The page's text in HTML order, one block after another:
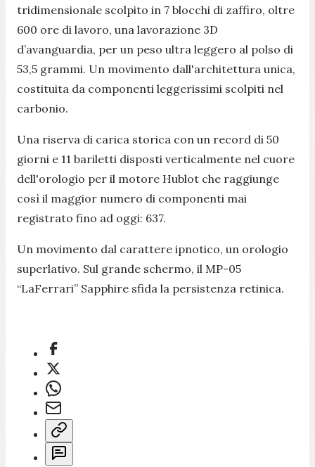
tridimensionale scolpito in 7 blocchi di zaffiro, oltre
600 ore di lavoro, una lavorazione 3D
d’avanguardia, per un peso ultra leggero al polso di
53,5 grammi. Un movimento dall'architettura unica,
costituita da componenti leggerissimi scolpiti nel
carbonio.
Una riserva di carica storica con un record di 50
giorni e 11 bariletti disposti verticalmente nel cuore
dell'orologio per il motore Hublot che raggiunge
così il maggior numero di componenti mai
registrato fino ad oggi: 637.
Un movimento dal carattere ipnotico, un orologio
superlativo. Sul grande schermo, il MP-05
“LaFerrari” Sapphire sfida la persistenza retinica.